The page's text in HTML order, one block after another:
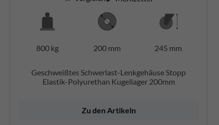
800 kg 200 mm 245 mm
Geschweißtes Schwerlast-Lenkgehäuse Stopp
Elastik-Polyurethan Kugellager 200mm
Zu den Artikeln